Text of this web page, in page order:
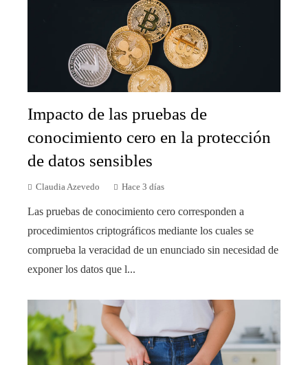
Impacto de las pruebas de
conocimiento cero en la protección
de datos sensibles
Claudia Azevedo Hace 3 días
Las pruebas de conocimiento cero corresponden a
procedimientos criptográficos mediante los cuales se
comprueba la veracidad de un enunciado sin necesidad de
exponer los datos que l...